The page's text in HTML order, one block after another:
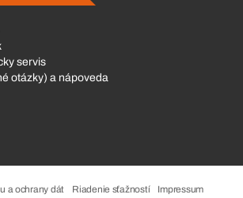
servis
otázky) a nápoveda
a ochrany dát Riadenie sťažností Impressum